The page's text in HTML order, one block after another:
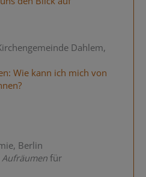
Dahlem,
Wie kann ich mich von
Berlin
Aufräumen für